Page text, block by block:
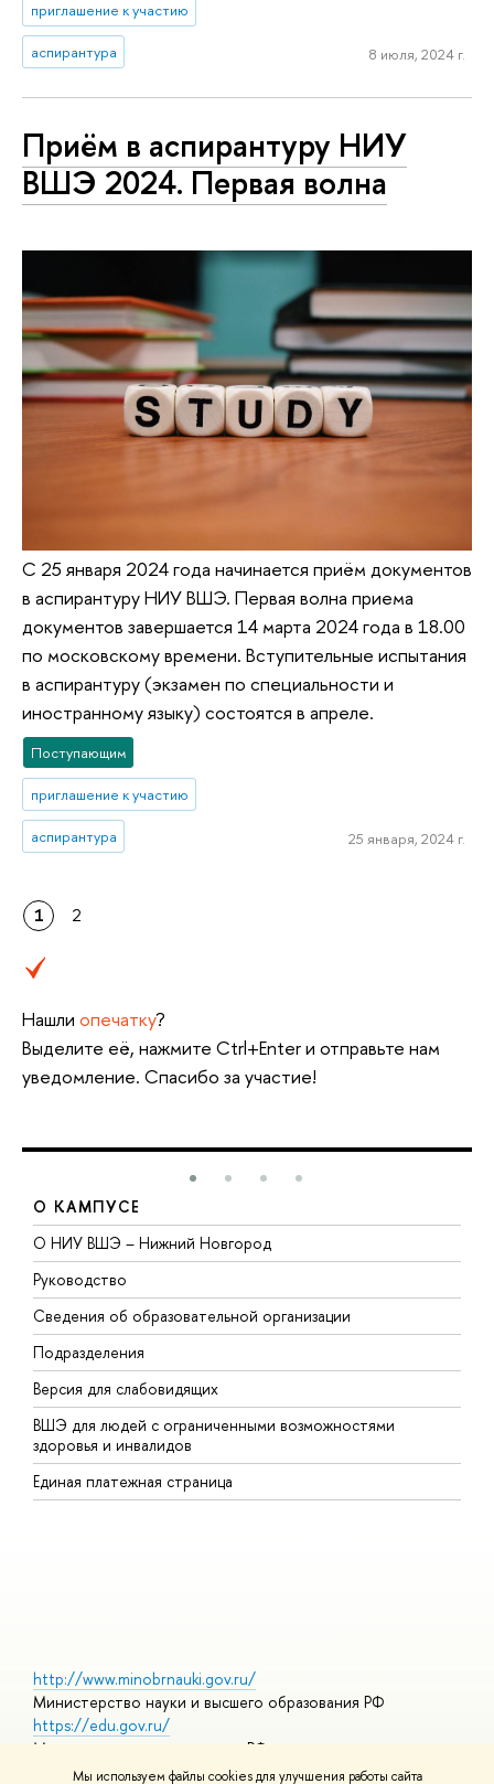
Мы используем файлы cookies для улучшения работы сайта
приглашение к участию
аспирантура 8 июля, 2024 г.
Приём в аспирантуру НИУ
ВШЭ 2024. Первая волна
С 25 января 2024 года начинается приём документов
в аспирантуру НИУ ВШЭ. Первая волна приема
документов завершается 14 марта 2024 года в 18.00
по московскому времени. Вступительные испытания
в аспирантуру (экзамен по специальности и
иностранному языку) состоятся в апреле.
Поступающим
приглашение к участию
аспирантура 25 января, 2024 г.
1 2
Нашли опечатку?
Выделите её, нажмите Ctrl+Enter и отправьте нам
уведомление. Спасибо за участие!
О КАМПУСЕ
О НИУ ВШЭ – Нижний Новгород
Руководство
Сведения об образовательной организации
Подразделения
Версия для слабовидящих
ВШЭ для людей с ограниченными возможностями
здоровья и инвалидов
Единая платежная страница
http://www.minobrnauki.gov.ru/
Министерство науки и высшего образования РФ
https://edu.gov.ru/
Министерство просвещения РФ
https://elearning.hse.ru/mooc